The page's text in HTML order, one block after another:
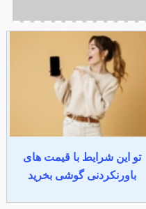
تو این شرایط با قیمت های
باورنکردنی گوشی بخرید